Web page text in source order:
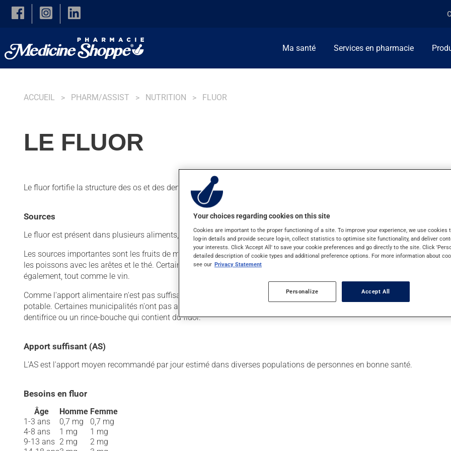
Skip to main content
Ma santé Services en pharmacie
ACCUEIL PHARM/ASSIST NUTRITION FLUOR
LE FLUOR
Le fluor fortifie la structure des os et des dents et prévient la carie dentaire.
Sources
Le fluor est présent dans plusieurs aliments, mais les concentrations sont généralement très faibles.
Les sources importantes sont les fruits de mer, dont les mollusques (huître, moule, palourde, pétoncle, pieuvre, calmar),
les poissons avec les arêtes et le thé. Certains fruits (raisins secs, orange) et légumes (pommes de terre, betterave) en
également, tout comme le vin.
Comme l'apport alimentaire n'est pas suffisant pour prévenir la carie dentaire, Santé Canada recommande l'ajout de fluor
potable. Certaines municipalités n'ont pas accès à de l'eau fluorée. Il est aussi recommandé d'utiliser sur une base
dentifrice ou un rince-bouche qui contient du fluor.
Apport suffisant (AS)
L'AS est l'apport moyen recommandé par jour estimé dans diverses populations de personnes en bonne santé.
Besoins en fluor
Âge Homme Femme
1-3 ans
0,7 mg
0,7 mg
4-8 ans
1 mg
1 mg
9-13 ans 2 mg
2 mg
Your choices regarding cookies on this site
Cookies are important to the proper functioning of a site. To improve your experience, we use cookies
log-in details and provide secure log-in, collect statistics to optimise site functionality, and deliver
your interests. Click 'Accept All' to save your cookie preferences and go directly to the site. Click
detailed description of cookie types and additional preference options. For more information about
see our Privacy Statement
Personalize Accept All